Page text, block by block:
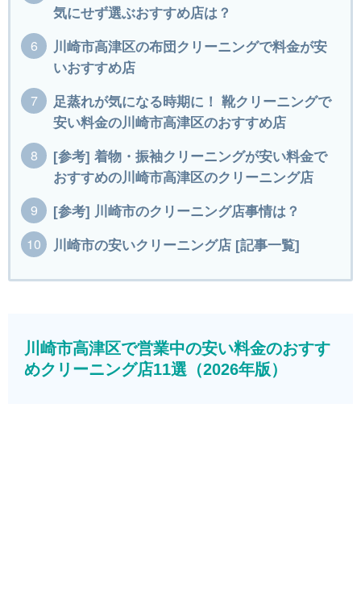
気にせず選ぶおすすめ店は？
川崎市高津区の布団クリーニングで料金が安
いおすすめ店
足蒸れが気になる時期に！ 靴クリーニングで
安い料金の川崎市高津区のおすすめ店
[参考] 着物・振袖クリーニングが安い料金で
おすすめの川崎市高津区のクリーニング店
[参考] 川崎市のクリーニング店事情は？
川崎市の安いクリーニング店 [記事一覧]
川崎市高津区で営業中の安い料金のおすす
めクリーニング店11選（2026年版）